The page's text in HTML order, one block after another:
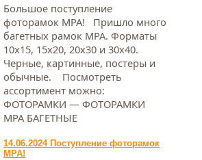
Большое поступление
фоторамок МРА! Пришло много
багетных рамок МРА. Форматы
10х15, 15х20, 20х30 и 30х40.
Черные, картинные, постеры и
обычные. Посмотреть
ассортимент можно:
ФОТОРАМКИ — ФОТОРАМКИ
МРА БАГЕТНЫЕ
14.06.2024 Поступление фоторамок
МРА!